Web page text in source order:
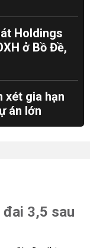
Holdings
ở Bồ Đề,
xét gia hạn
án lớn
đai 3,5 sau